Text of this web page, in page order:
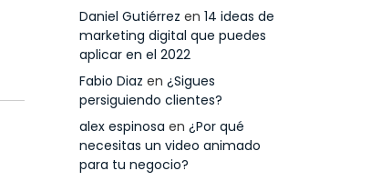
Daniel Gutiérrez en 14 ideas de
marketing digital que puedes
aplicar en el 2022
Fabio Diaz en ¿Sigues
persiguiendo clientes?
alex espinosa en ¿Por qué
necesitas un video animado
para tu negocio?